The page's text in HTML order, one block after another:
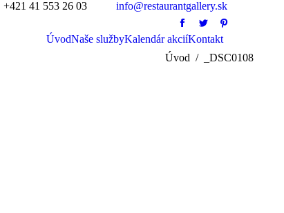
+421 41 553 26 03 info@restaurantgallery.sk
Facebook
Twitter
ÚvodNaše službyKalendár akciíKontakt
Úvod _DSC0108